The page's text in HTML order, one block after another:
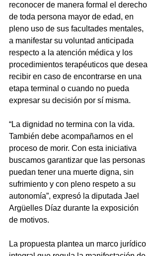
reconocer de manera formal el derecho
de toda persona mayor de edad, en
pleno uso de sus facultades mentales,
a manifestar su voluntad anticipada
respecto a la atención médica y los
procedimientos terapéuticos que desea
recibir en caso de encontrarse en una
etapa terminal o cuando no pueda
expresar su decisión por sí misma.
“La dignidad no termina con la vida.
También debe acompañarnos en el
proceso de morir. Con esta iniciativa
buscamos garantizar que las personas
puedan tener una muerte digna, sin
sufrimiento y con pleno respeto a su
autonomía”, expresó la diputada Jael
Argüelles Díaz durante la exposición
de motivos.
La propuesta plantea un marco jurídico